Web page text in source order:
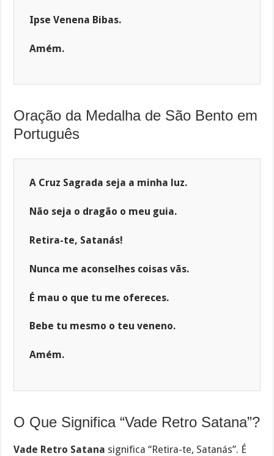
Ipse Venena Bibas.
Amém.
Oração da Medalha de São Bento em
Português
A Cruz Sagrada seja a minha luz.
Não seja o dragão o meu guia.
Retira-te, Satanás!
Nunca me aconselhes coisas vãs.
É mau o que tu me ofereces.
Bebe tu mesmo o teu veneno.
Amém.
O Que Significa “Vade Retro Satana”?
Vade Retro Satana significa “Retira-te, Satanás”. É